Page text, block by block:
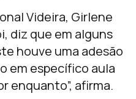
Videira, Girlene
diz que em alguns
houve uma adesão
em específico aula
enquanto”, afirma.